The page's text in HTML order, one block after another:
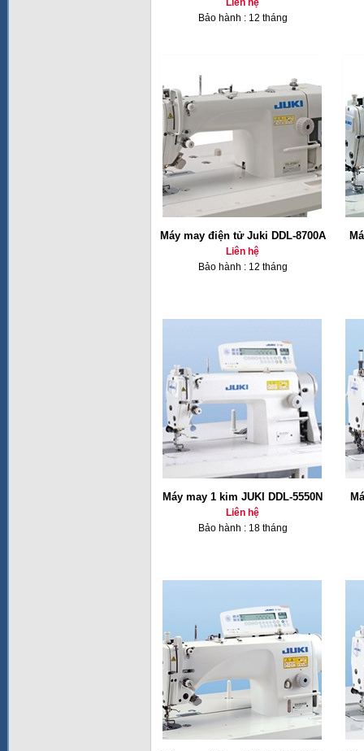
Liên hệ
Bảo hành : 12 tháng
Máy may điện tử Juki DDL-8700A
Liên hệ
Bảo hành : 12 tháng
Máy may 1 kim JUKI DDL-5550N
Liên hệ
Bảo hành : 18 tháng